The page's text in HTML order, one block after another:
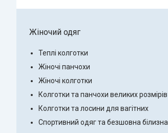
Жіночий одяг
Теплі колготки
Жіночі панчохи
Жіночі колготки
Колготки та панчохи великих розмірів
Колготки та лосини для вагітних
Спортивний одяг та безшовна білизна